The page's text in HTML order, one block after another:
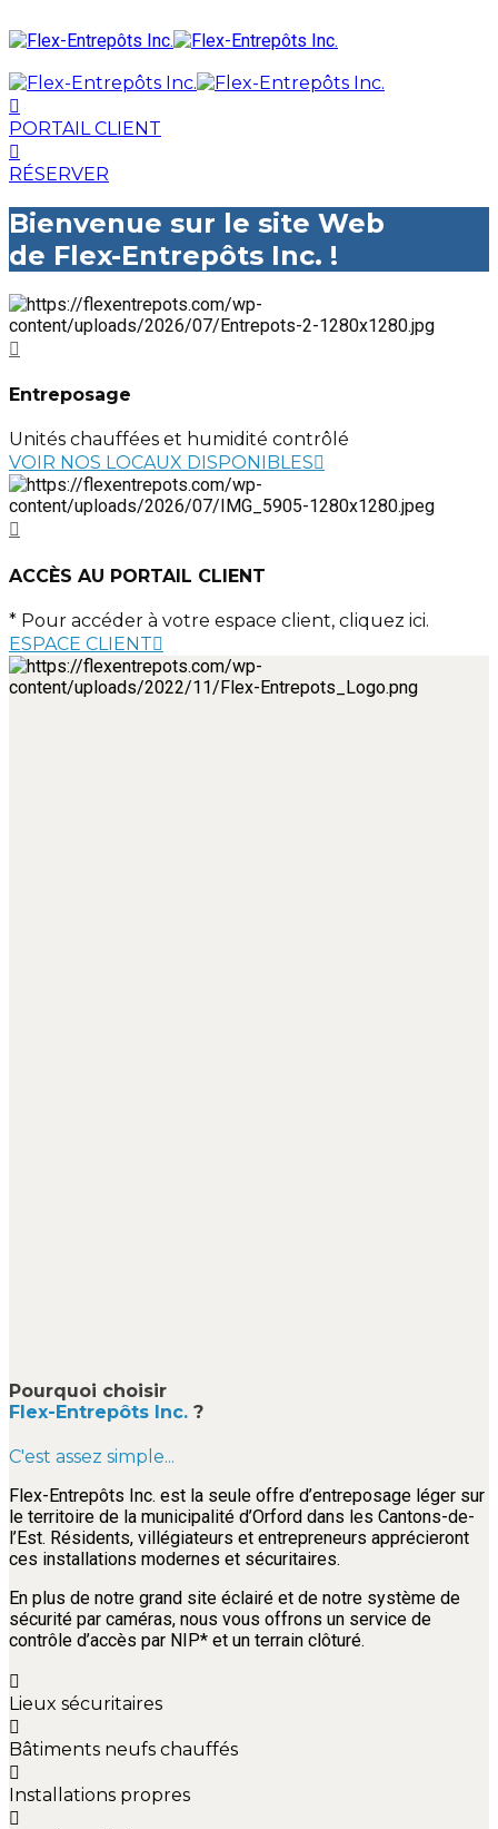
PORTAIL CLIENT
RÉSERVER
Bienvenue sur le site Web
de Flex-Entrepôts Inc. !
Entreposage
Unités chauffées et humidité contrôlé
VOIR NOS LOCAUX DISPONIBLES
ACCÈS AU PORTAIL CLIENT
* Pour accéder à votre espace client, cliquez ici.
ESPACE CLIENT
Pourquoi choisir
Flex-Entrepôts Inc. ?
C'est assez simple...
Flex-Entrepôts Inc. est la seule offre d’entreposage léger sur
le territoire de la municipalité d’Orford dans les Cantons-de-
l’Est. Résidents, villégiateurs et entrepreneurs apprécieront
ces installations modernes et sécuritaires.
En plus de notre grand site éclairé et de notre système de
sécurité par caméras, nous vous offrons un service de
contrôle d’accès par NIP* et un terrain clôturé.
Lieux sécuritaires
Bâtiments neufs chauffés
Installations propres